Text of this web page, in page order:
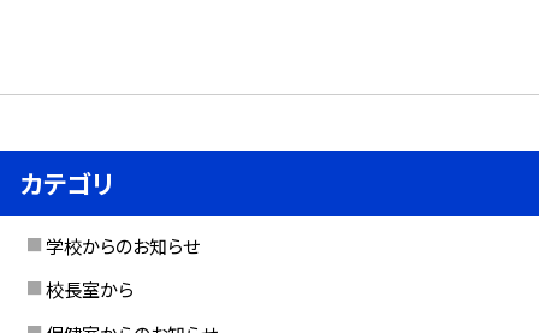
カテゴリ
学校からのお知らせ
校長室から